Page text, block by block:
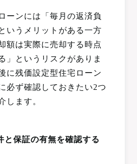
ーンには「毎月の返済負
いうメリットがある一方
額は実際に売却する時点
」というリスクがありま
に残価設定型住宅ローン
必ず確認しておきたい2つ
します。
と保証の有無を確認する